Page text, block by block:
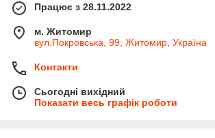
Працює з 28.11.2022
м. Житомир
вул.Покровська, 99, Житомир, Україна
Контакти
Сьогодні вихідний
Показати весь графік роботи